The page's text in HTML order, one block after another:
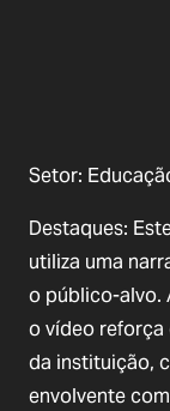
Setor:
Destaques:
utiliza uma
o público-alvo.
o vídeo reforça
da instituição,
envolvente